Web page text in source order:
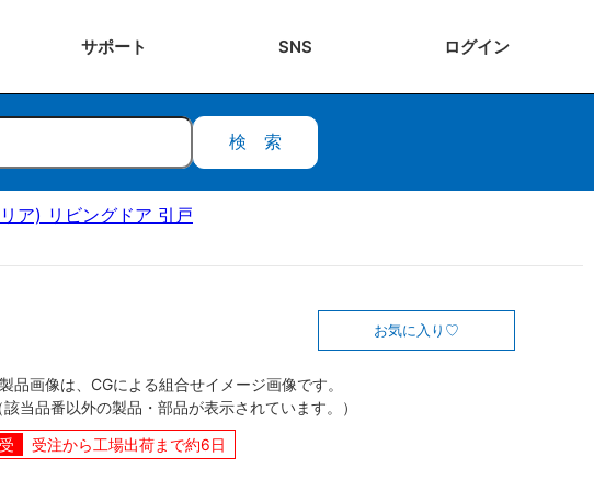
サポート SNS ログイン
検索
ア) リビングドア 引戸
お気に入り
品画像は、CGによる組合せイメージ画像です。
該当品番以外の製品・部品が表示されています。）
受注から工場出荷まで約6日